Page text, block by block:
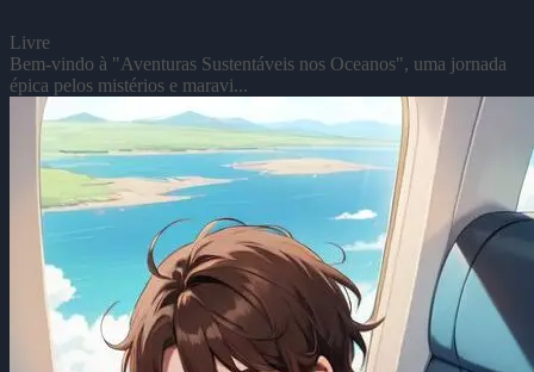
Livre
Bem-vindo à "Aventuras Sustentáveis nos Oceanos", uma jornada
épica pelos mistérios e maravi...